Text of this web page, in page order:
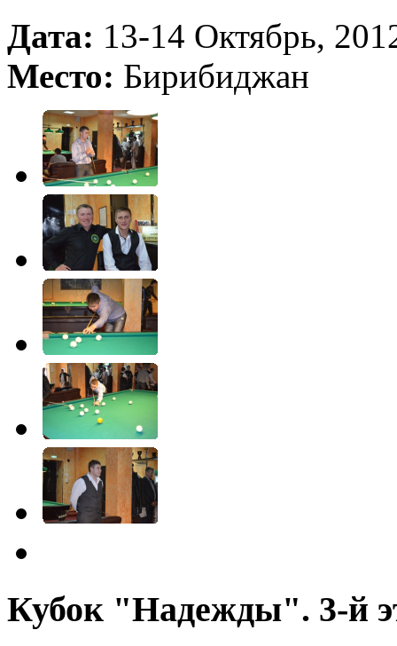
Дата: 13-14 Октябрь,
Место: Бирибиджан
Кубок "Надежды". 3-й